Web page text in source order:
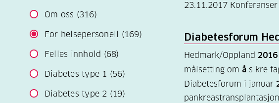
Om oss (316)
For helsepersonell (169)
Felles innhold (68)
Diabetes type 1 (56)
Diabetes type 2 (19)
23.11.2017 Konferanser
Diabetesforum
Hedmark/Oppland 2016
målsetting om å sikre
Diabetesforum i januar
pankreastransplantasjon